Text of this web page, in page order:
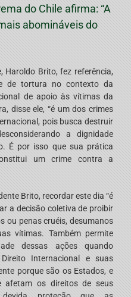
do Chile afirma: “A
abomináveis do
Haroldo Brito, fez referência,
de tortura no contexto da
de apoio às vítimas da
disse ele, “é um dos crimes
pois busca destruir
a dignidade
É por isso que sua prática
um crime contra a
Brito, recordar este dia “é
a decisão coletiva de proibir
ou penas cruéis, desumanos
vítimas. Também permite
dessas ações quando
Internacional e suas
porque são os Estados, e
afetam os direitos de seus